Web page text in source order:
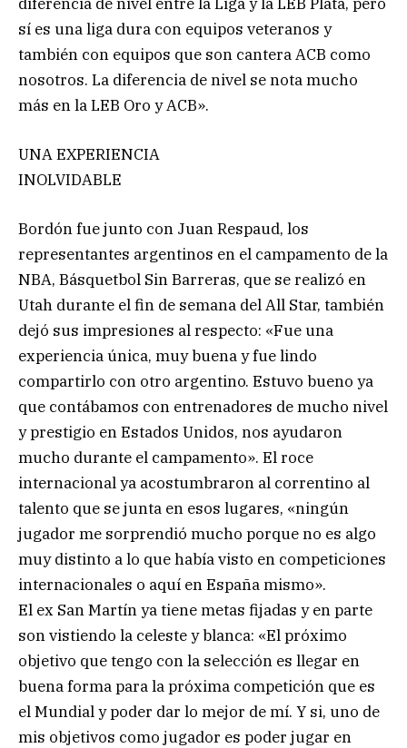
sí es una liga dura con equipos veteranos y
también con equipos que son cantera ACB como
nosotros. La diferencia de nivel se nota mucho
más en la LEB Oro y ACB».
UNA EXPERIENCIA
INOLVIDABLE
Bordón fue junto con Juan Respaud, los
representantes argentinos en el campamento de la
NBA, Básquetbol Sin Barreras, que se realizó en
Utah durante el fin de semana del All Star, también
dejó sus impresiones al respecto: «Fue una
experiencia única, muy buena y fue lindo
compartirlo con otro argentino. Estuvo bueno ya
que contábamos con entrenadores de mucho nivel
y prestigio en Estados Unidos, nos ayudaron
mucho durante el campamento». El roce
internacional ya acostumbraron al correntino al
talento que se junta en esos lugares, «ningún
jugador me sorprendió mucho porque no es algo
muy distinto a lo que había visto en competiciones
internacionales o aquí en España mismo».
El ex San Martín ya tiene metas fijadas y en parte
son vistiendo la celeste y blanca: «El próximo
objetivo que tengo con la selección es llegar en
buena forma para la próxima competición que es
el Mundial y poder dar lo mejor de mí. Y si, uno de
mis objetivos como jugador es poder jugar en